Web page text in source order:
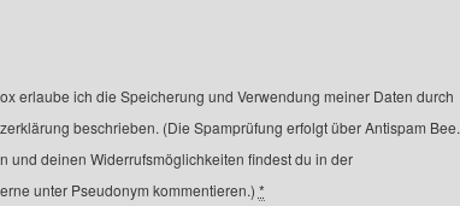
erlaube ich die Speicherung und Verwendung meiner Daten durch
beschrieben. (Die Spamprüfung erfolgt über Antispam Bee.
und deinen Widerrufsmöglichkeiten findest du in der
unter Pseudonym kommentieren.) *